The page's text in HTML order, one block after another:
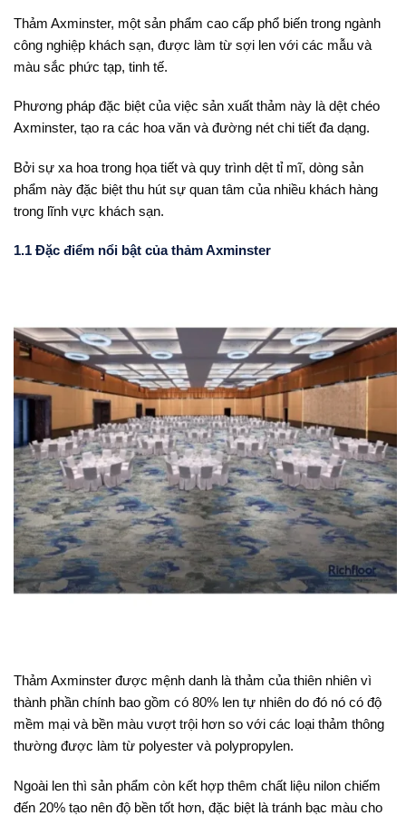
Thảm Axminster, một sản phẩm cao cấp phổ biến trong ngành
công nghiệp khách sạn, được làm từ sợi len với các mẫu và
màu sắc phức tạp, tinh tế.
Phương pháp đặc biệt của việc sản xuất thảm này là dệt chéo
Axminster, tạo ra các hoa văn và đường nét chi tiết đa dạng.
Bởi sự xa hoa trong họa tiết và quy trình dệt tỉ mĩ, dòng sản
phẩm này đặc biệt thu hút sự quan tâm của nhiều khách hàng
trong lĩnh vực khách sạn.
1.1 Đặc điểm nổi bật của thảm Axminster
Thảm Axminster được mệnh danh là thảm của thiên nhiên vì
thành phần chính bao gồm có 80% len tự nhiên do đó nó có độ
mềm mại và bền màu vượt trội hơn so với các loại thảm thông
thường được làm từ polyester và polypropylen.
Ngoài len thì sản phẩm còn kết hợp thêm chất liệu nilon chiếm
đến 20% tạo nên độ bền tốt hơn, đặc biệt là tránh bạc màu cho